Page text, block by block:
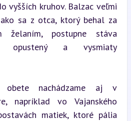
vyšších kruhov. Balzac veľmi
sa z otca, ktorý behal za
želaním, postupne stáva
opustený a vysmiaty
obete nachádzame aj v
napríklad vo Vajanského
matiek, ktoré pália